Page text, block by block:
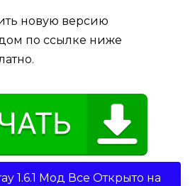
новую версию
по ссылке ниже
1.6.1 Мод Все Открыто на